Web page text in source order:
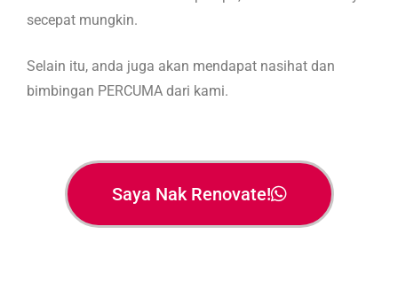
secepat mungkin.
Selain itu, anda juga akan mendapat nasihat dan
bimbingan PERCUMA dari kami.
Saya Nak Renovate!